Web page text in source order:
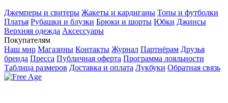
Джемперы и свитеры Жакеты и кардиганы Топы и футболки
Платья Рубашки и блузки Брюки и шорты Юбки Джинсы
Верхняя одежда Аксесcуары
Покупателям
Наш мир Магазины Контакты Журнал Партнёрам Друзья
бренда Пресса Публичная оферта Программа лояльности
Таблица размеров Доставка и оплата Лукбуки Обратная связь